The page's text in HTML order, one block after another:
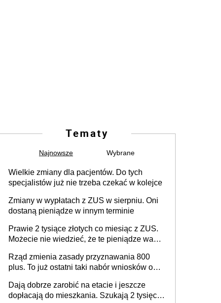
Tematy
Najnowsze Wybrane
Wielkie zmiany dla pacjentów. Do tych
specjalistów już nie trzeba czekać w kolejce
Zmiany w wypłatach z ZUS w sierpniu. Oni
dostaną pieniądze w innym terminie
Prawie 2 tysiące złotych co miesiąc z ZUS.
Możecie nie wiedzieć, że te pieniądze wam
Rząd zmienia zasady przyznawania 800
plus. To już ostatni taki nabór wniosków o
Dają dobrze zarobić na etacie i jeszcze
dopłacają do mieszkania. Szukają 2 tysięcy